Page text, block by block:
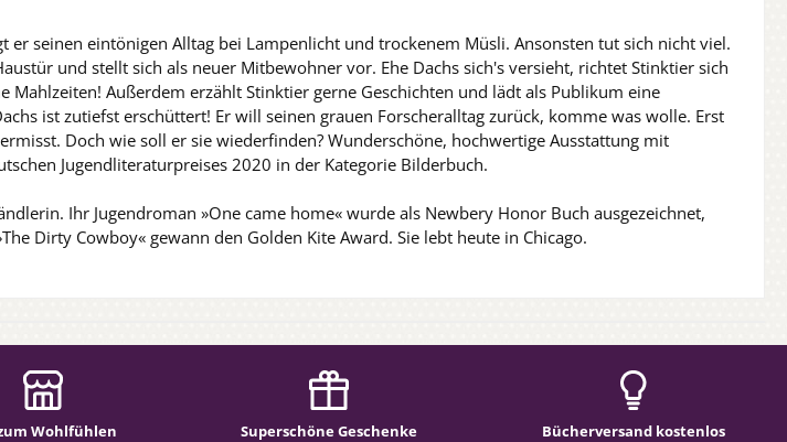
seinen eintönigen Alltag bei Lampenlicht und trockenem Müsli. Ansonsten tut sich nicht viel.
und stellt sich als neuer Mitbewohner vor. Ehe Dachs sich's versieht, richtet Stinktier sich
Außerdem erzählt Stinktier gerne Geschichten und lädt als Publikum eine
ist zutiefst erschüttert! Er will seinen grauen Forscheralltag zurück, komme was wolle. Erst
Doch wie soll er sie wiederfinden? Wunderschöne, hochwertige Ausstattung mit
Jugendliteraturpreises 2020 in der Kategorie Bilderbuch.
Ihr Jugendroman »One came home« wurde als Newbery Honor Buch ausgezeichnet,
Dirty Cowboy« gewann den Golden Kite Award. Sie lebt heute in Chicago.
Wohlfühlen Superschöne Geschenke Bücherversand kostenlos